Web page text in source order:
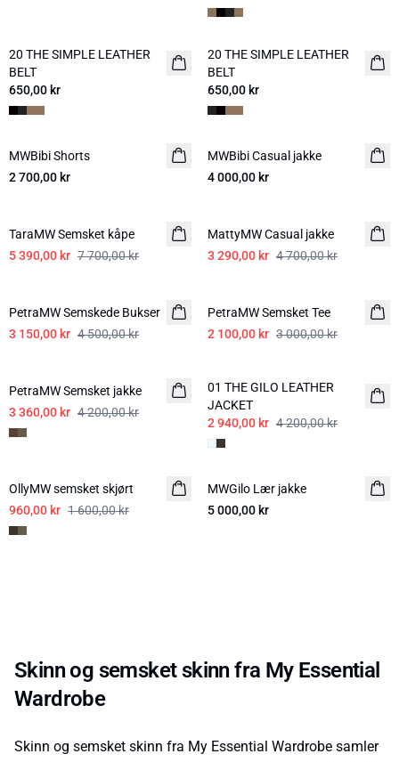
NYHED
20 THE SIMPLE LEATHER
BELT
650,00 kr
NYHED
20 THE SIMPLE LEATHER
BELT
650,00 kr
MWBibi Shorts
2 700,00 kr
MWBibi Casual jakke
4 000,00 kr
TaraMW Semsket kåpe
5 390,00 kr 7 700,00 kr
MattyMW Casual jakke
3 290,00 kr 4 700,00 kr
PetraMW Semskede Bukser
3 150,00 kr 4 500,00 kr
PetraMW Semsket Tee
2 100,00 kr 3 000,00 kr
PetraMW Semsket jakke
3 360,00 kr 4 200,00 kr
01 THE GILO LEATHER
JACKET
2 940,00 kr 4 200,00 kr
OllyMW semsket skjørt
960,00 kr 1 600,00 kr
MWGilo Lær jakke
5 000,00 kr
Skinn og semsket skinn fra My Essential
Wardrobe
Skinn og semsket skinn fra My Essential Wardrobe samler